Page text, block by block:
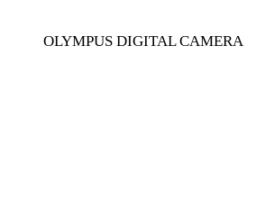
OLYMPUS DIGITAL CAMERA